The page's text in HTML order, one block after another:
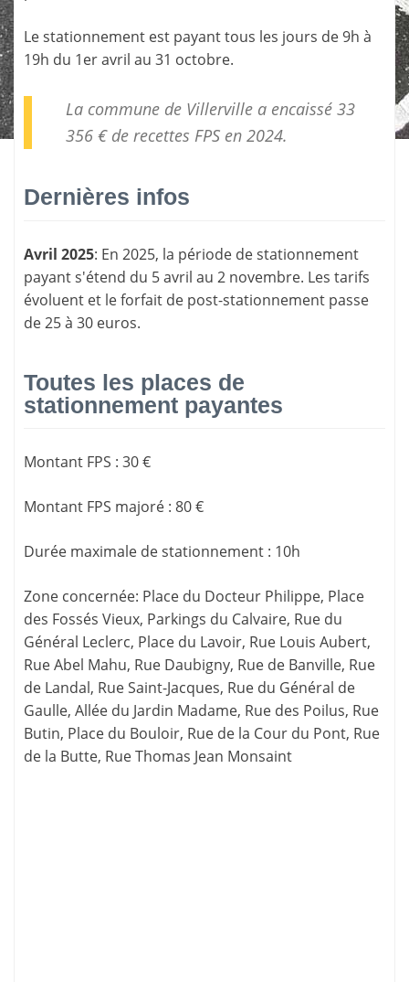
Le stationnement est payant tous les jours de 9h à
19h du 1er avril au 31 octobre.
La commune de Villerville a encaissé 33
356 € de recettes FPSen 2024.
Dernières infos
Avril 2025: En 2025, la période de stationnement
payant s'étend du 5 avril au 2 novembre. Les tarifs
évoluent et le forfait de post-stationnement passe
de 25 à 30 euros.
Toutes les places de
stationnement payantes
Montant FPS : 30 €
Montant FPS majoré : 80 €
Durée maximale de stationnement : 10h
Zone concernée: Place du Docteur Philippe, Place
des Fossés Vieux, Parkings du Calvaire, Rue du
Général Leclerc, Place du Lavoir, Rue Louis Aubert,
Rue Abel Mahu, Rue Daubigny, Rue de Banville, Rue
de Landal, Rue Saint-Jacques, Rue du Général de
Gaulle, Allée du Jardin Madame, Rue des Poilus, Rue
Butin, Place du Bouloir, Rue de la Cour du Pont, Rue
de la Butte, Rue Thomas Jean Monsaint